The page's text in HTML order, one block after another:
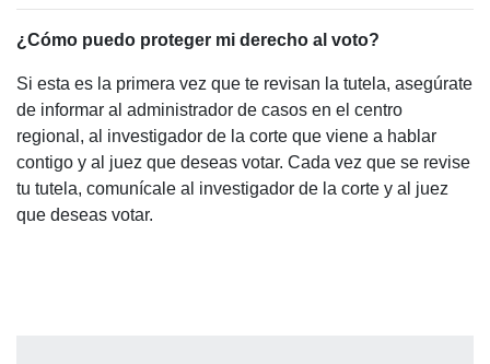
¿Cómo puedo proteger mi derecho al voto?
Si esta es la primera vez que te revisan la tutela, asegúrate
de informar al administrador de casos en el centro
regional, al investigador de la corte que viene a hablar
contigo y al juez que deseas votar. Cada vez que se revise
tu tutela, comunícale al investigador de la corte y al juez
que deseas votar.